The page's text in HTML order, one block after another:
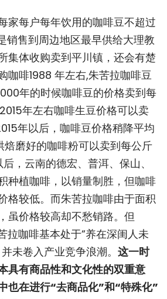
家每户每年饮用的咖啡豆不超过
销售到周边地区最早供给大理教
集体收购卖到平川镇，还会有楚
咖啡1988 年左右,朱苦拉咖啡豆
年的时候咖啡豆的价格卖到每
年左右咖啡生豆价格可以卖
年以后，咖啡豆价格稍降平均
磨好的咖啡粉可以卖到每公斤
，云南的德宏、普洱、保山、
种植咖啡，以销量制胜，但咖啡
格较低。而朱苦拉咖啡由于面积
虽价格较高却不愁销路。但
拉咖啡基本处于“养在深闺人未
未卷入产业竞争浪潮。 这一时
具有商品性和文化性的双重意
也在进行“去商品化”和“特殊化”